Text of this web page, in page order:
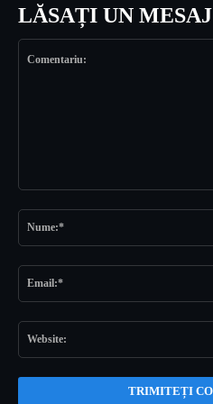
LĂSAȚI UN MESAJ